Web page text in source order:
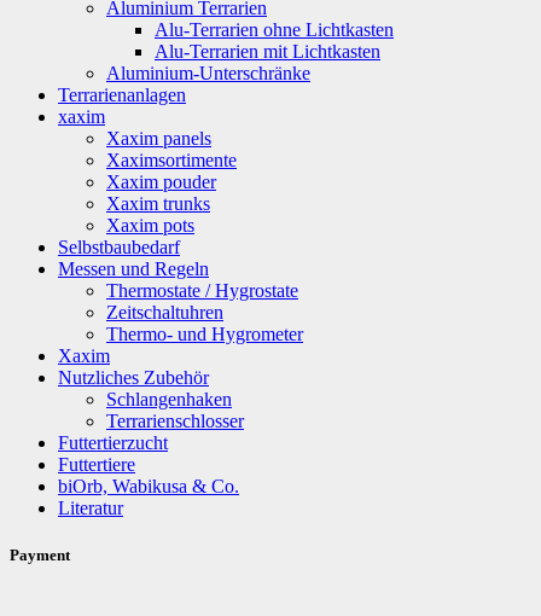
Aluminium Terrarien
Alu-Terrarien ohne Lichtkasten
Alu-Terrarien mit Lichtkasten
Aluminium-Unterschränke
Terrarienanlagen
xaxim
Xaxim panels
Xaximsortimente
Xaxim pouder
Xaxim trunks
Xaxim pots
Selbstbaubedarf
Messen und Regeln
Thermostate / Hygrostate
Zeitschaltuhren
Thermo- und Hygrometer
Xaxim
Nutzliches Zubehör
Schlangenhaken
Terrarienschlosser
Futtertierzucht
Futtertiere
biOrb, Wabikusa & Co.
Literatur
Payment